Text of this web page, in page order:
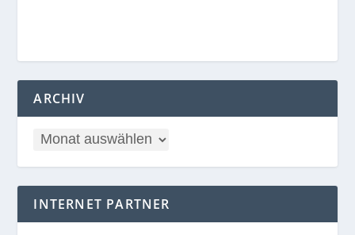
ARCHIV
INTERNET PARTNER